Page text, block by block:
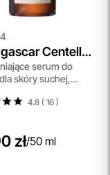
Centella
CICA Intensive
serum do
skóry suchej,
4.8 ( 16)
zł/50 ml